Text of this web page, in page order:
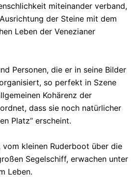
miteinander verband,
der Steine mit dem
Leben der Venezianer
Personen, die er in seine Bilder
so perfekt in Szene
Kohärenz der
dass sie noch natürlicher
Platz“ erscheint.
kleinen Ruderboot über die
Segelschiff, erwachen unter
Leben.